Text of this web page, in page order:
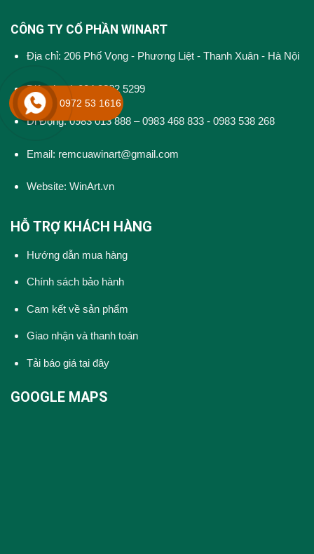
CÔNG TY CỔ PHẦN WINART
Địa chỉ: 206 Phố Vọng - Phương Liệt - Thanh Xuân - Hà Nội
Điện thoại: 024 3202 5299
Di Động: 0983 013 888 – 0983 468 833 - 0983 538 268
Email: remcuawinart@gmail.com
Website: WinArt.vn
HỖ TRỢ KHÁCH HÀNG
Hướng dẫn mua hàng
Chính sách bảo hành
Cam kết về sản phẩm
Giao nhận và thanh toán
Tải báo giá tại đây
GOOGLE MAPS
0972 53 1616